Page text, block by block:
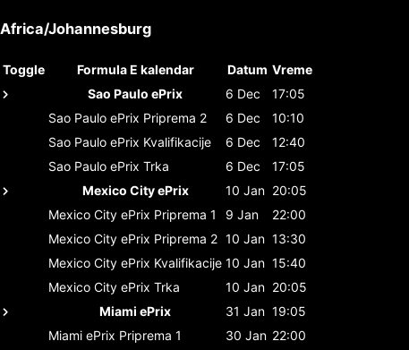
Africa/Johannesburg
Toggle Formula E kalendar Datum Vreme
Sao Paulo ePrix
6 Dec
17:05
Sao Paulo ePrix Priprema 2 6 Dec
10:10
Sao Paulo ePrix Kvalifikacije 6 Dec
12:40
Sao Paulo ePrix Trka 6 Dec
17:05
Mexico City ePrix
10 Jan 20:05
Mexico City ePrix Priprema 1 9 Jan
22:00
Mexico City ePrix Priprema 2 10 Jan 13:30
Mexico City ePrix Kvalifikacije 10 Jan 15:40
Mexico City ePrix Trka 10 Jan 20:05
Miami ePrix
31 Jan 19:05
Miami ePrix Priprema 1 30 Jan 22:00